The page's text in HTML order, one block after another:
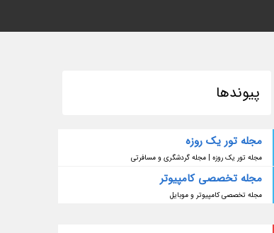
پیوندها
مجله تور یک روزه
مجله تور یک روزه | مجله گردشگری و مسافرتی
مجله تخصصی کامپیوتر
مجله تخصصی کامپیوتر و موبایل